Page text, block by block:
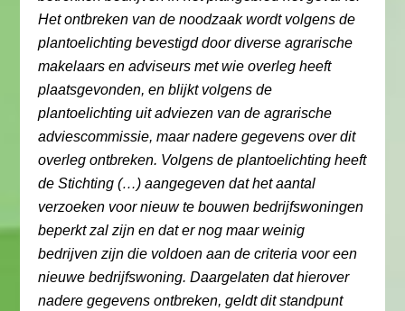
Het ontbreken van de noodzaak wordt volgens de
plantoelichting bevestigd door diverse agrarische
makelaars en adviseurs met wie overleg heeft
plaatsgevonden, en blijkt volgens de
plantoelichting uit adviezen van de agrarische
adviescommissie, maar nadere gegevens over dit
overleg ontbreken. Volgens de plantoelichting heeft
de Stichting (…) aangegeven dat het aantal
verzoeken voor nieuw te bouwen bedrijfswoningen
beperkt zal zijn en dat er nog maar weinig
bedrijven zijn die voldoen aan de criteria voor een
nieuwe bedrijfswoning. Daargelaten dat hierover
nadere gegevens ontbreken, geldt dit standpunt